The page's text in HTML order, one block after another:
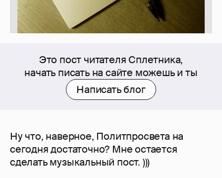
Это пост читателя Сплетника,
начать писать на сайте можешь и ты
Написать блог
Ну что, наверное, Политпросвета на
сегодня достаточно? Мне остается
сделать музыкальный пост. )))